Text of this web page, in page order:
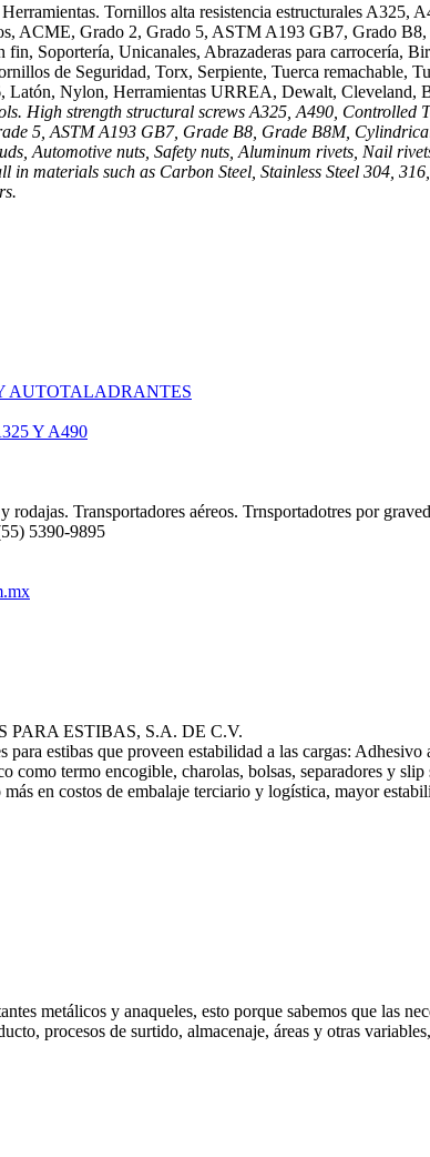
Tornillos alta resistencia estructurales
ACME, Grado 2, Grado 5, ASTM A193 GB7, Grado
fin, Soportería, Unicanales, Abrazaderas para carrocería,
de Seguridad, Torx, Serpiente, Tuerca remachable,
Latón, Nylon, Herramientas URREA, Dewalt, Cleveland,
High strength structural screws A325, A490,
5, ASTM A193 GB7, Grade B8, Grade B8M,
Automotive nuts, Safety nuts, Aluminum rivets, Nail
in materials such as Carbon Steel, Stainless Steel 304,
AUTOTALADRANTES
Y A490
rodajas. Transportadores aéreos. Trnsportadotres por
5390-9895
ESTIBAS, S.A. DE C.V.
para estibas que proveen estabilidad a las cargas:
como termo encogible, charolas, bolsas, separadores y slip
en costos de embalaje terciario y logística, mayor
metálicos y anaqueles, esto porque sabemos que las
procesos de surtido, almacenaje, áreas y otras